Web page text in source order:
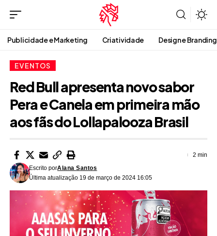
Publicidade e Marketing Criatividade Design e Branding
EVENTOS
Red Bull apresenta novo sabor
Pera e Canela em primeira mão
aos fãs do Lollapalooza Brasil
Última atualização 19 de março de 2024 16:05
Escrito porAlana Santos
2 min